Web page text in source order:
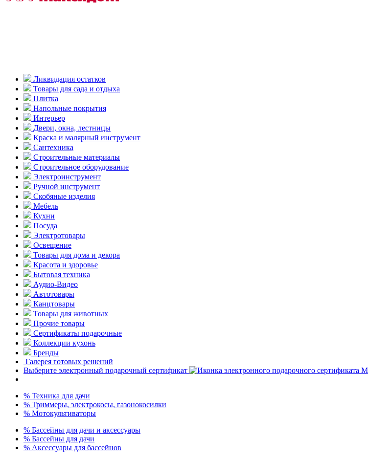
Ликвидация остатков
Товары для сада и отдыха
Плитка
Напольные покрытия
Интерьер
Двери, окна, лестницы
Краска и малярный инструмент
Сантехника
Строительные материалы
Строительное оборудование
Электроинструмент
Ручной инструмент
Скобяные изделия
Мебель
Кухни
Посуда
Электротовары
Освещение
Товары для дома и декора
Красота и здоровье
Бытовая техника
Аудио-Видео
Автотовары
Канцтовары
Товары для животных
Прочие товары
Сертификаты подарочные
Коллекции кухонь
Бренды
Галерея готовых решений
Выберите электронный подарочный сертификат
% Техника для дачи
% Триммеры, электрокосы, газонокосилки
% Мотокультиваторы
% Бассейны для дачи и аксессуары
% Бассейны для дачи
% Аксессуары для бассейнов